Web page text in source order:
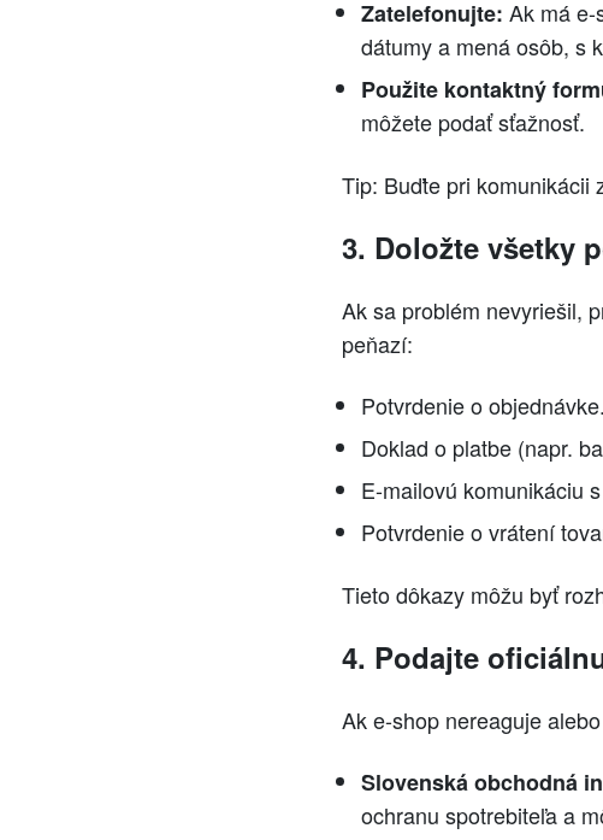
Zatelefonujte: Ak má
dátumy a mená osôb, s
Použite kontaktný
môžete podať sťažnosť.
Tip: Buďte pri komunikácii
3. Doložte všetky
Ak sa problém nevyriešil,
peňazí:
Potvrdenie o objednávke.
Doklad o platbe (napr.
E-mailovú komunikáciu
Potvrdenie o vrátení
Tieto dôkazy môžu byť
4. Podajte
Ak e-shop nereaguje
Slovenská obchodná
ochranu spotrebiteľa a